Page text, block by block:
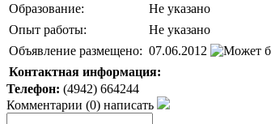
Образование:
Не указано
Опыт работы:
Не указано
Объявление размещено: 07.06.2012
Контактная информация:
Телефон: (4942) 664244
Комментарии (0) написать